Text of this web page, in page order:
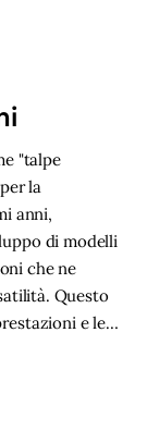
"talpe
la
anni,
di modelli
che ne
Questo
e le…